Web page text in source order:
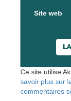
Site web
Ce site utilise
savoir plus sur
commentaires